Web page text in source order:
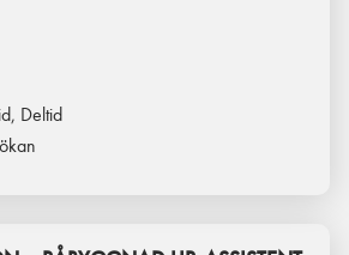
Deltid